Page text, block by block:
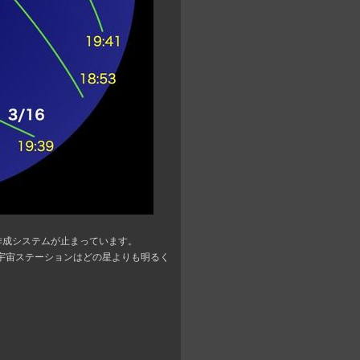
システムが止まっています。
ステーションはどの星よりも明るく